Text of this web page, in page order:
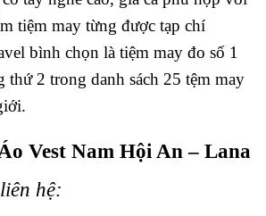
tiệm may từng được tạp chí
bình chọn là tiệm may đo số 1
thứ 2 trong danh sách 25 tệm may
Vest Nam Hội An – Lana
hệ: